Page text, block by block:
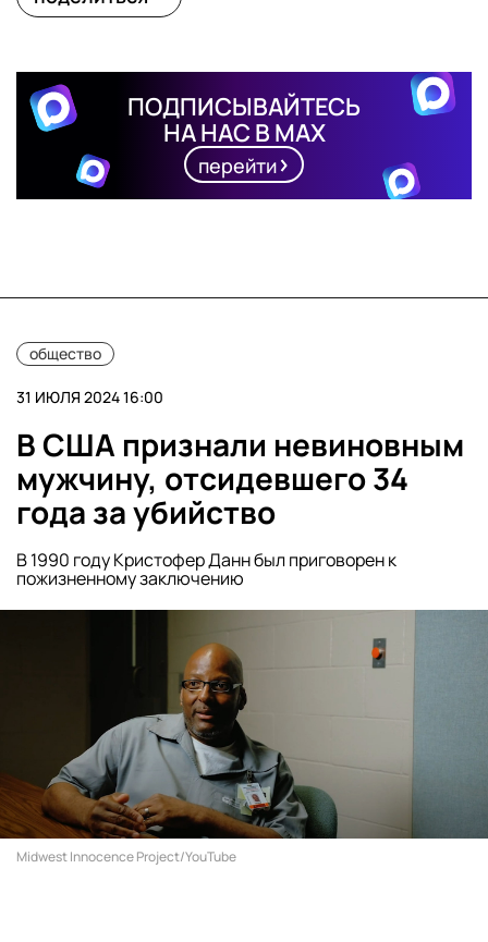
ПОДПИСЫВАЙТЕСЬ
НА НАС В MAX
перейти
общество
31 ИЮЛЯ 2024 16:00
В США признали невиновным
мужчину, отсидевшего 34
года за убийство
В 1990 году Кристофер Данн был приговорен к
пожизненному заключению
Midwest Innocence Project/YouTube